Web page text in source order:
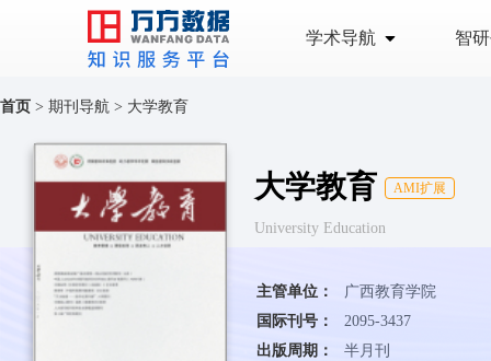
学术导航 智
首页 > 期刊导航 > 大学教育
大学教育 AMI扩展
University Education
主管单位：
广西教育学院
国际刊号：
2095-3437
出版周期：
半月刊